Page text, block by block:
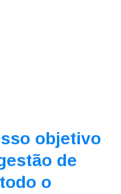
objetivo
de
o